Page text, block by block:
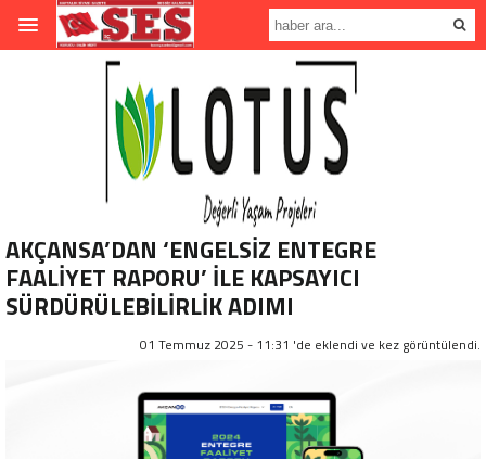
AKÇANSA’DAN ‘ENGELSİZ ENTEGRE
FAALİYET RAPORU’ İLE KAPSAYICI
SÜRDÜRÜLEBİLİRLİK ADIMI
01 Temmuz 2025 - 11:31 'de eklendi ve kez görüntülendi.